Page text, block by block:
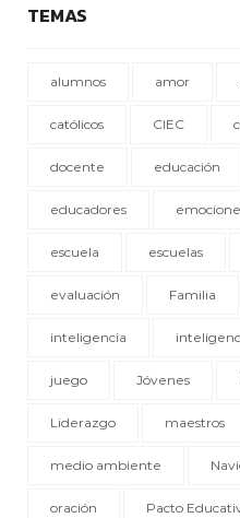
TEMAS
alumnos amor
católicos CIEC
docente educación
educadores
escuela escuelas
evaluación Familia
inteligencia
juego Jóvenes
Liderazgo maestros
medio ambiente
oración Pacto